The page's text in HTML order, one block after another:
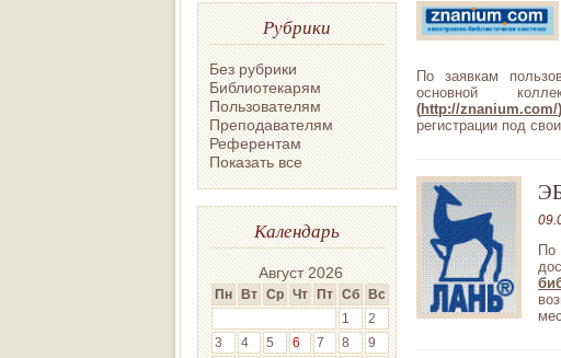
Рубрики
Без рубрики
Библиотекарям
Пользователям
Преподавателям
Референтам
Показать все
Календарь
Август 2026
Пн Вт Ср Чт Пт Сб Вс
1
2
3
4 5 6 7 8
9
По заявкам
основной
(http://znanium.com/)
регистрации под
По